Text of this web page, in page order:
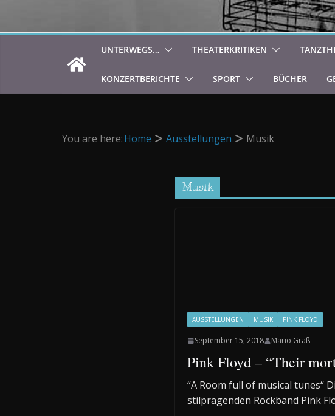
UNTERWEGS… THEATERKRITIKEN
KONZERTBERICHTE SPORT BÜCHER
You are here:Home Ausstellungen Musik
Musik
AUSSTELLUNGEN MUSIK PINK FLOYD
September 15, 2018 Mario Graß
Pink Floyd – “Their
“A Room full of musical tunes“
stilprägenden Rockband Pink